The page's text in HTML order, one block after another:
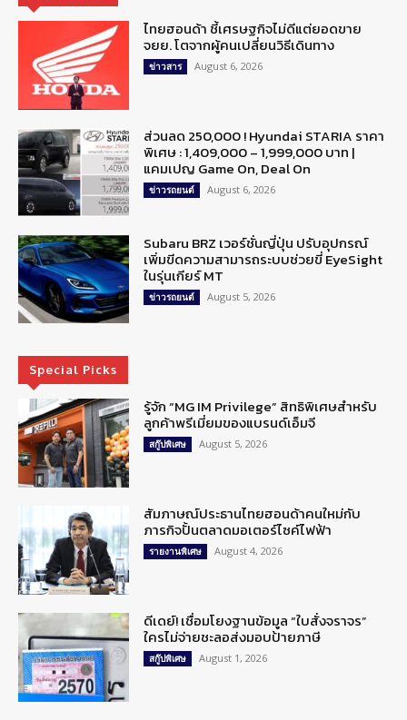
ไทยฮอนด้า ชี้เศรษฐกิจไม่ดีแต่ยอดขาย
จยย. โตจากผู้คนเปลี่ยนวิธีเดินทาง
ข่าวสาร August 6, 2026
ส่วนลด 250,000 ! Hyundai STARIA ราคา
พิเศษ : 1,409,000 – 1,999,000 บาท |
แคมเปญ Game On, Deal On
ข่าวรถยนต์ August 6, 2026
Subaru BRZ เวอร์ชั่นญี่ปุ่น ปรับอุปกรณ์
เพิ่มขีดความสามารถระบบช่วยขี่ EyeSight
ในรุ่นเกียร์ MT
ข่าวรถยนต์ August 5, 2026
Special Picks
รู้จัก “MG IM Privilege” สิทธิพิเศษสำหรับ
ลูกค้าพรีเมี่ยมของแบรนด์เอ็มจี
สกู๊ปพิเศษ August 5, 2026
สัมภาษณ์ประธานไทยฮอนด้าคนใหม่กับ
ภารกิจปั้นตลาดมอเตอร์ไซค์ไฟฟ้า
รายงานพิเศษ August 4, 2026
ดีเดย์! เชื่อมโยงฐานข้อมูล “ใบสั่งจราจร”
ใครไม่จ่ายชะลอส่งมอบป้ายภาษี
สกู๊ปพิเศษ August 1, 2026